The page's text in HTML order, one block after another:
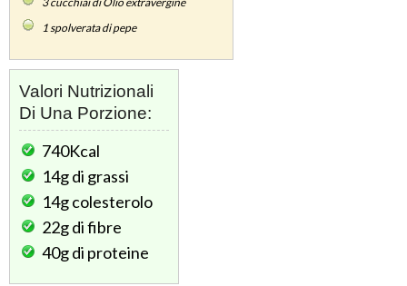
1spolverata di pepe
Valori Nutrizionali
Di Una Porzione:
740Kcal
14gdi grassi
14gcolesterolo
22gdi fibre
40gdi proteine